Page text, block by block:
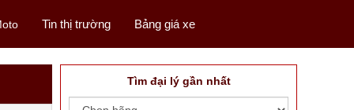
Tin thị trường Bảng giá xe
Tìm đại lý gần nhất